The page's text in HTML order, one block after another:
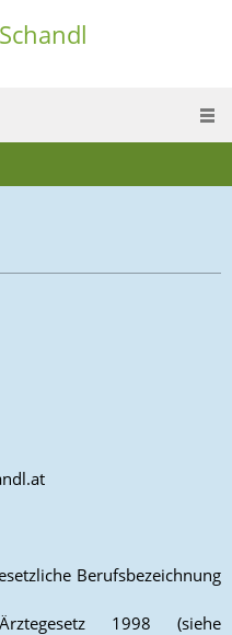
Berufsbezeichnung
1998 (siehe